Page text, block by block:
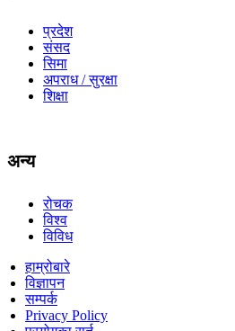
प्रदेश
संसद
सिमा
अपराध / सुरक्षा
शिक्षा
अन्य
रोचक
विश्व
विविध
हाम्रोबारे
विज्ञापन
सम्पर्क
Privacy Policy